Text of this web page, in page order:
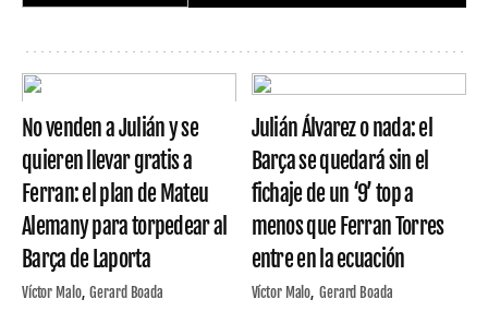
No venden a Julián y se
quieren llevar gratis a
Ferran: el plan de Mateu
Alemany para torpedear al
Barça de Laporta
Víctor Malo Gerard Boada
Julián Álvarez o nada: el
Barça se quedará sin el
fichaje de un ‘9’ top a
menos que Ferran Torres
entre en la ecuación
Víctor Malo Gerard Boada